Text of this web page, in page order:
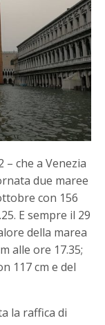
– che a Venezia
due maree
con 156
E sempre il 29
della marea
alle ore 17.35;
117 cm e del
la raffica di